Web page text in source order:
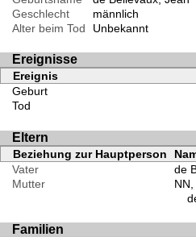
Geschlecht
männlich
Alter beim Tod
Unbekannt
Ereignisse
Ereignis
Geburt
Tod
Eltern
Beziehung zur Hauptperson
Vater
de
Mutter
Familien